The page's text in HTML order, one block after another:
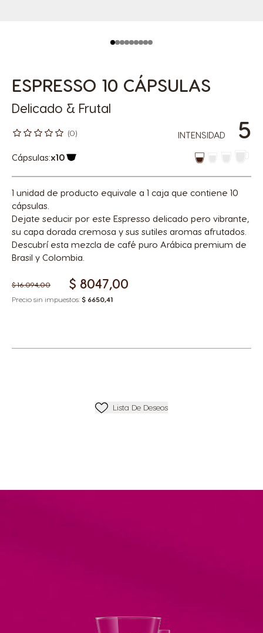
ESPRESSO 10 CÁPSULAS
Delicado & Frutal
INTENSIDAD 5
(0)
Cápsulas:x10
1 unidad de producto equivale a 1 caja que contiene 10
cápsulas.
Dejate seducir por este Espresso delicado pero vibrante,
su capa dorada cremosa y sus sutiles aromas afrutados.
Descubrí esta mezcla de café puro Arábica premium de
Brasil y Colombia.
$ 16.094,00 $ 8047,00
Precio sin impuestos: $ 6650,41
Añadir A Lista De Deseos
Lista De Deseos